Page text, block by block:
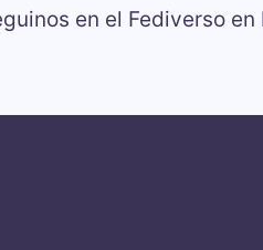
en el Fediverso en